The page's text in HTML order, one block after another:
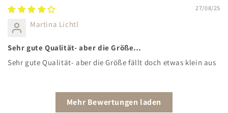
27/08/25
Martina Lichtl
Sehr gute Qualität- aber die Größe…
Sehr gute Qualität- aber die Größe fällt doch etwas klein aus
Mehr Bewertungen laden